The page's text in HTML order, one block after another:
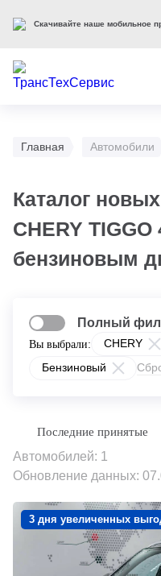
Главная Автомобили
Каталог
CHERY TIGGO
бензиновым
Вы выбрали: CHERY
Бензиновый
Полный
Автомобилей: 1
Обновление данных:
3 дня увеличенных
Скачивайте наше мобильное